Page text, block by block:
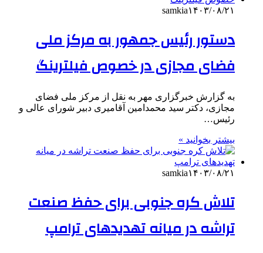
samkia۱۴۰۳/۰۸/۲۱
دستور رئیس جمهور به مرکز ملی
فضای مجازی در خصوص فیلترینگ
به گزارش خبرگزاری مهر به نقل از مرکز ملی فضای
مجازی، دکتر سید محمدامین آقامیری دبیر شورای عالی و
رئیس…
بیشتر بخوانید »
samkia۱۴۰۳/۰۸/۲۱
تلاش کره جنوبی برای حفظ صنعت
تراشه در میانه تهدیدهای ترامپ